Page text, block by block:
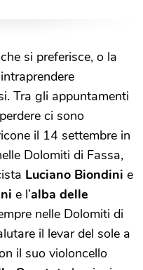
si preferisce, o la
Tra gli appuntamenti
ci sono
il 14 settembre in
Dolomiti di Fassa,
Luciano Biondini e
e l’alba delle
nelle Dolomiti di
il levar del sole a
il suo violoncello